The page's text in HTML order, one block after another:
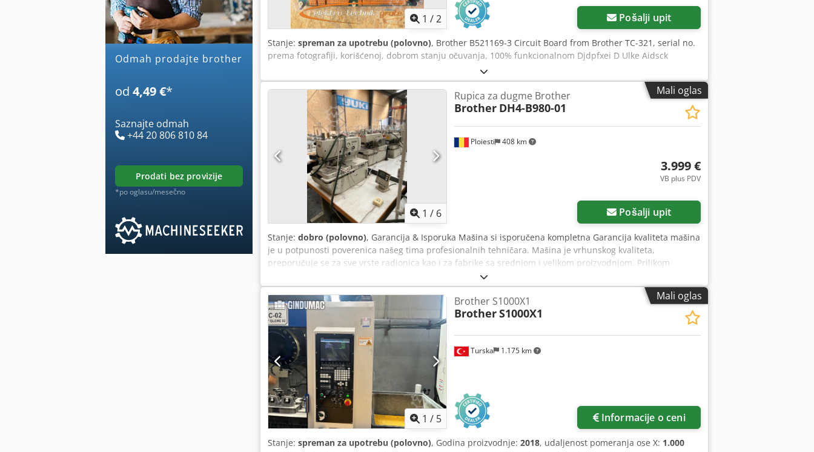
Odmah prodajte brother
od 4,49 €*
Saznajte odmah
+44 20 806 810 84
prodati bez provizije
*po oglasu/mesečno
1 /2 Pošalji upit
Stanje: spreman za upotrebu (polovno), Brother B521169-3 Circuit Board from Brother TC-321, serial no.
prema fotografiji, korišćenoj, dobrom stanju očuvanja, 100% funkcionalnom Djdpfxei D Ulke Aidsck
Mali oglas
1 / 6
Ploiesti 408 km
Rupica za dugme Brother
Brother DH4-B980-01
3.999 €
VB plus PDV
Pošalji upit
Stanje: dobro (polovno), Garancija & Isporuka Mašina si isporučena kompletna Garancija kvaliteta mašina
je u potpunosti poverenica našeg tima profesionalnih tehničara. Mašina je vrhunskog kvaliteta,
preporučuje se za sve vrste radionica kao i za fabrike sa srednjom i velikom proizvodnjom. Prilikom
kupovine ove mašine imate garanciju od 6 meseci i 5-godišnju poštansku garanciju. SVETSKA ISPORUKA!
Uvek imamo više od 1000 mašina na lageru tako da svaki kupac može da bira između nekoliko opcija. Sa
preko 20 godina iskustva u tekstilnoj industriji i preko 10.000 zadovoljnih kupaca, vodimo računa da vaši
planovi postanu uspešni biznisi! Djdpfxsrrim Us Aideck
Mali oglas
1 / 5
Turska 1.175 km
Brother S1000X1
BrotherS1000X1
Informacije o ceni
Stanje: spreman za upotrebu (polovno), Godina proizvodnje: 2018, udaljenost pomeranja ose X: 1.000